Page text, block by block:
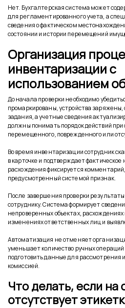
Нет. Бухгалтерская система может
для регламентированного учета, а
сведения о фактическом
состоянии и истории перемещений
Организация
инвентаризации с
использованием
До начала проверки необходимо
промаркированы, устройства заряжены,
задания, а учетные сведения
должны понимать порядок действий при
перемещенного, поврежденного или
Во время инвентаризации сотрудник
в карточке и подтверждает
расхождения фиксируется
предусмотренный системой признак.
После завершения проверки
сотруднику. Система формирует
непроверенных объектах,
изменениях ответственных лиц и
Автоматизация не отменяет
уменьшает количество ручных
подготовить данные для рассмотрения
комиссией.
Что делать, если на
отсутствует